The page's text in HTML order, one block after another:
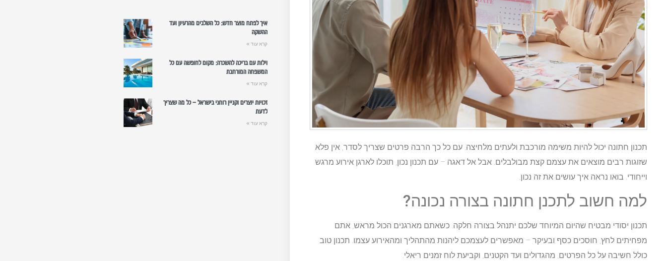
תכנון חתונה יכול להיות משימה מורכבת ולעתים מלחיצה. עם כל כך הרבה פרטים שצריך לסדר, אין פלא
שזוגות רבים מוצאים את עצמם קצת מבולבלים. אבל אל דאגה – עם תכנון נכון, תוכלו לארגן אירוע מרגש
וייחודי. בואו נראה איך עושים את זה נכון.
למה חשוב לתכנן חתונה בצורה נכונה?
תכנון יסודי מבטיח שהיום המיוחד שלכם יתנהל בצורה חלקה. כשאתם מארגנים הכול מראש, אתם
מפחיתים לחץ, חוסכים כסף ובעיקר – מאפשרים לעצמכם ליהנות מהתהליך ומהאירוע עצמו. תכנון טוב
כולל חשיבה על כל הפרטים, מהגדולים ועד הקטנים, וקביעת לוח זמנים ריאלי.
איך לפתח מוצר חדש: כל השלבים מהרעיון ועד
ההשקה
קרא עוד »
וילות עם בריכה להשכרה: מקום לחופשה עם כל
המשפחה המורחבת
קרא עוד »
זכויות יוצרים וקניין רוחני בישראל – כל מה שצריך
לדעת
קרא עוד »